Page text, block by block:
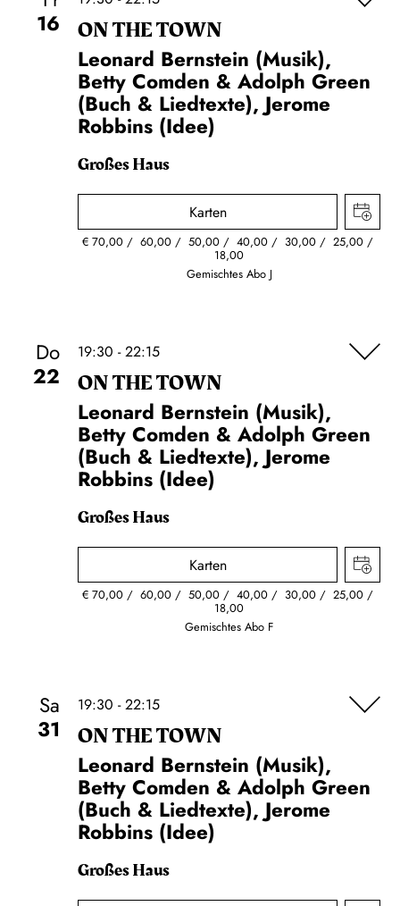
16
ON THE TOWN
Leonard Bernstein (Musik),
Betty Comden & Adolph Green
(Buch & Liedtexte), Jerome
Robbins (Idee)
Großes Haus
Karten
€ 70,00 60,00 50,00 40,00 30,00 25,00
18,00
Gemischtes Abo J
Do
22
19:30 - 22:15
ON THE TOWN
Leonard Bernstein (Musik),
Betty Comden & Adolph Green
(Buch & Liedtexte), Jerome
Robbins (Idee)
Großes Haus
Karten
€ 70,00 60,00 50,00 40,00 30,00 25,00
18,00
Gemischtes Abo F
Sa
31
19:30 - 22:15
ON THE TOWN
Leonard Bernstein (Musik),
Betty Comden & Adolph Green
(Buch & Liedtexte), Jerome
Robbins (Idee)
Großes Haus